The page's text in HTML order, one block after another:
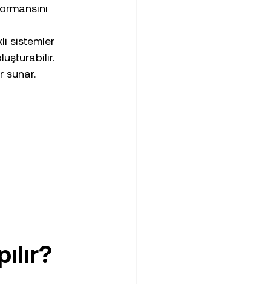
sistemler
sunar.